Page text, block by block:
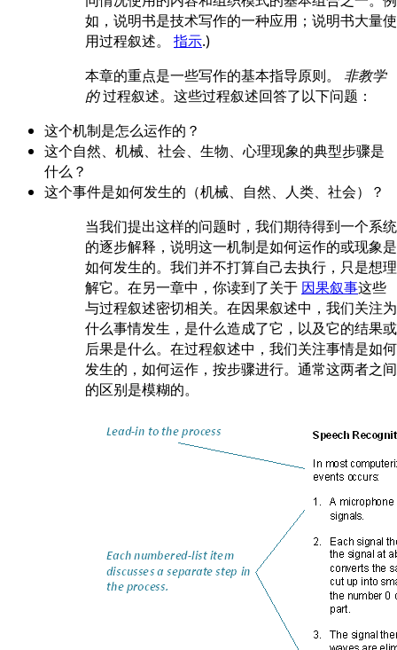
如，说明书是技术写作的一种应用；说明书大量使
用过程叙述。 指示.)
本章的重点是一些写作的基本指导原则。 非教学
的过程叙述。这些过程叙述回答了以下问题：
这个机制是怎么运作的？
这个自然、机械、社会、生物、心理现象的典型步骤是
什么？
这个事件是如何发生的（机械、自然、人类、社会）？
当我们提出这样的问题时，我们期待得到一个系统
的逐步解释，说明这一机制是如何运作的或现象是
如何发生的。我们并不打算自己去执行，只是想理
解它。在另一章中，你读到了关于 因果叙事这些
与过程叙述密切相关。在因果叙述中，我们关注为
什么事情发生，是什么造成了它，以及它的结果或
后果是什么。在过程叙述中，我们关注事情是如何
发生的，如何运作，按步骤进行。通常这两者之间
的区别是模糊的。